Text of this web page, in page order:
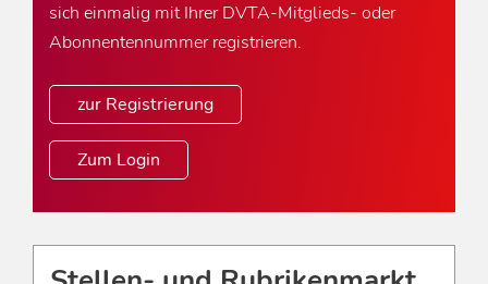
sich einmalig mit Ihrer DVTA-Mitglieds- oder
Abonnentennummer registrieren.
zur Registrierung
Zum Login